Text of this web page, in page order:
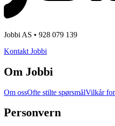
Jobbi AS • 928 079 139
Kontakt Jobbi
Om Jobbi
Om ossOfte stilte spørsmålVilkår
Personvern